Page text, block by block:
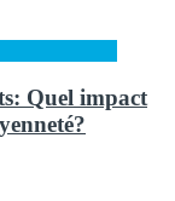
Quel impact